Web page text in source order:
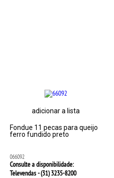
adicionar a lista
Fondue 11 pecas para queijo
ferro fundido preto
066092
Consulte a disponibilidade:
Televendas - (31)3235-8200